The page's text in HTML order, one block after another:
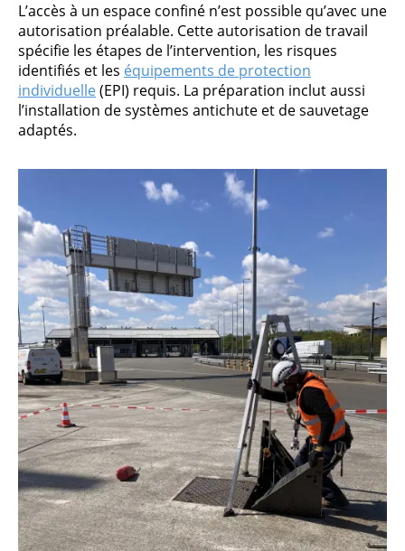
L’accès à un espace confiné n’est possible qu’avec une
autorisation préalable. Cette autorisation de travail
spécifie les étapes de l’intervention, les risques
identifiés et les équipements de protection
individuelle(EPI) requis. La préparation inclut aussi
l’installation de systèmes antichute et de sauvetage
adaptés.